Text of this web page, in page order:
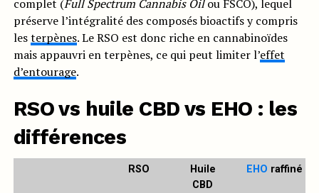
complet (Full Spectrum Cannabis Oilou FSCO), lequel
préserve l’intégralité des composés bioactifs y compris
lesterpènes. Le RSO est donc riche en cannabinoïdes
mais appauvri en terpènes, ce qui peut limiter l’effet
d’entourage.
RSO vs huile CBD vs EHO : les
différences
RSO
Huile
CBD
EHO raffiné